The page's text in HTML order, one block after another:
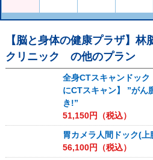
【脳と身体の健康プラザ】
クリニック の他のプラン
全身CTスキャンドッ
にCTスキャン】 ”がん
き!”
51,150円（税込）
胃カメラ人間ドック(
56,100円（税込）